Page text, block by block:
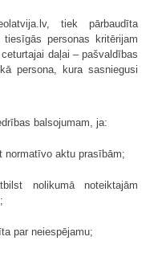
tiek pārbaudīta
personas kritērijam
daļai – pašvaldības
persona, kura sasniegusi
balsojumam, ja:
normatīvo aktu prasībām;
nolikumā noteiktajām
par neiespējamu;